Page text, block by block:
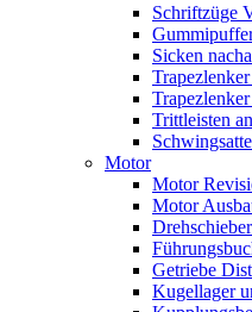
Schriftzüge
Sicken
Trittleisten
Motor
Motor
Motor
Getriebe
Kugellager